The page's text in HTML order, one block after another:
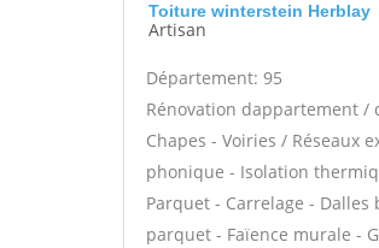
Toiture winterstein Herblay
Artisan
Département: 95
Rénovation dappartement
Chapes - Voiries / Réseaux
phonique - Isolation
Parquet - Carrelage -
parquet - Faïence murale -